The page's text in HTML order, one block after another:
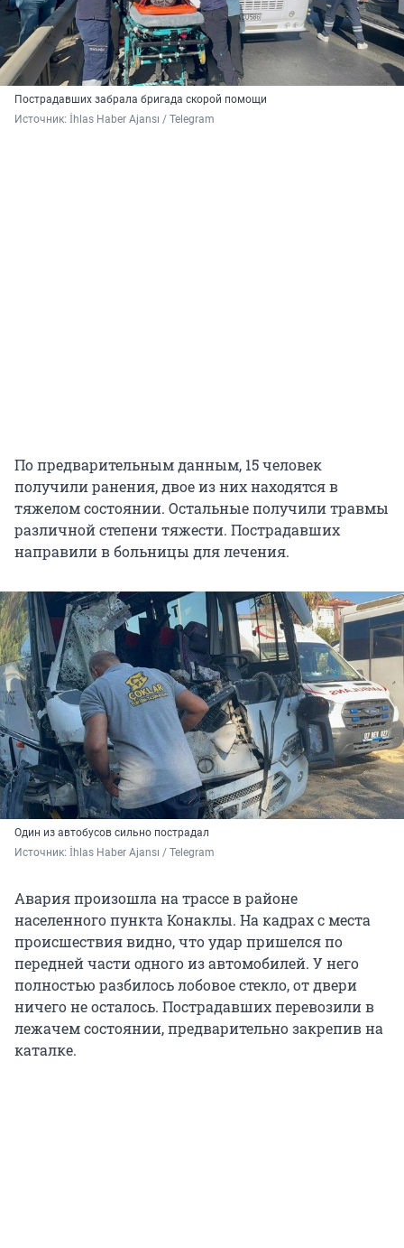
Пострадавших забрала бригада скорой помощи
Источник: İhlas Haber Ajansı / Telegram
По предварительным данным, 15 человек
получили ранения, двое из них находятся в
тяжелом состоянии. Остальные получили травмы
различной степени тяжести. Пострадавших
направили в больницы для лечения.
Один из автобусов сильно пострадал
Источник: İhlas Haber Ajansı / Telegram
Авария произошла на трассе в районе
населенного пункта Конаклы. На кадрах с места
происшествия видно, что удар пришелся по
передней части одного из автомобилей. У него
полностью разбилось лобовое стекло, от двери
ничего не осталось. Пострадавших перевозили в
лежачем состоянии, предварительно закрепив на
каталке.